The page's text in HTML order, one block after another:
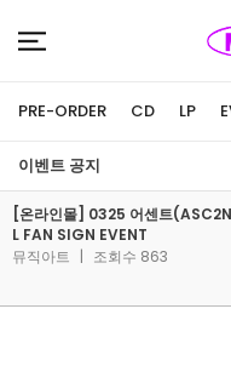
PRE-ORDER CD LP
이벤트 공지
[온라인몰] 0325 어센트
L FAN SIGN EVENT
뮤직아트 | 조회수 863